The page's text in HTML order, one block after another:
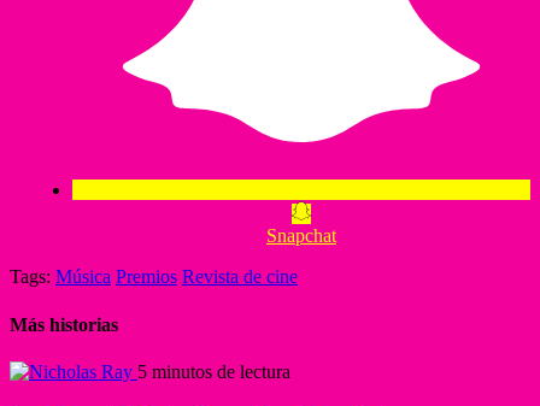
Snapchat
Tags: Música Premios Revista de cine
Más historias
5 minutos de lectura